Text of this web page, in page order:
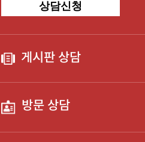
상담신청
게시판 상담
방문 상담